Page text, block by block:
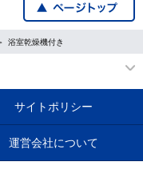
浴室乾燥機付き
サイトポリシー
運営会社について